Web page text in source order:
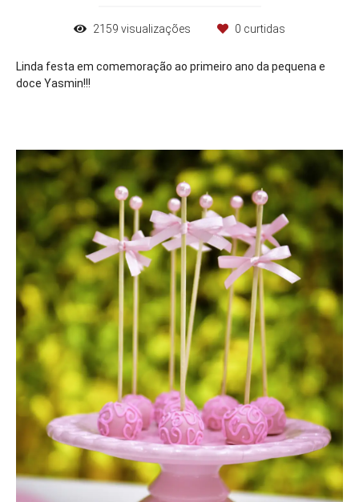
2159 visualizações 0 curtidas
Linda festa em comemoração ao primeiro ano da pequena e
doce Yasmin!!!